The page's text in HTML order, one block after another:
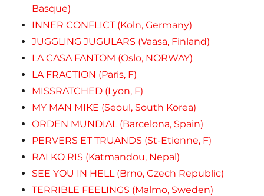
Basque)
INNER CONFLICT (Koln, Germany)
JUGGLING JUGULARS (Vaasa, Finland)
LA CASA FANTOM (Oslo, NORWAY)
LA FRACTION (Paris, F)
MISSRATCHED (Lyon, F)
MY MAN MIKE (Seoul, South Korea)
ORDEN MUNDIAL (Barcelona, Spain)
PERVERS ET TRUANDS (St-Etienne, F)
RAI KO RIS (Katmandou, Nepal)
SEE YOU IN HELL (Brno, Czech Republic)
TERRIBLE FEELINGS (Malmo, Sweden)